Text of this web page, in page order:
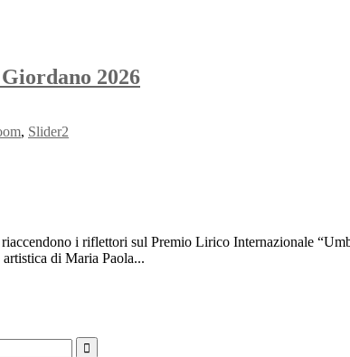
2026
, Slider2
i riflettori sul Premio Lirico Internazionale
di Maria Paola...